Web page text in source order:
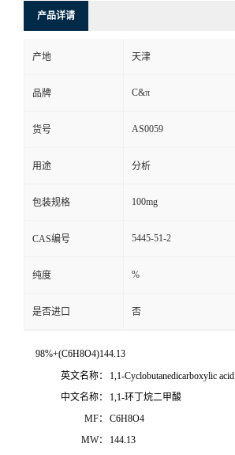
产品详请
产地 天津
品牌 C&π
货号 AS0059
用途 分析
包装规格 100mg
CAS编号 5445-51-2
纯度 %
是否进口 否
98%+(C6H8O4)144.13
英文名称：
1,1-Cyclobutanedicarboxylic acid
中文名称：
1,1-环丁烷二甲酸
MF：
C6H8O4
MW：
144.13